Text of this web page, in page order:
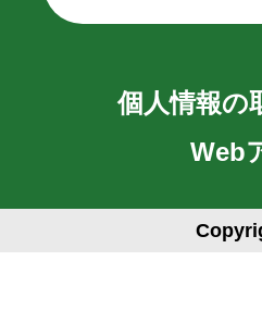
個人情報の
Web